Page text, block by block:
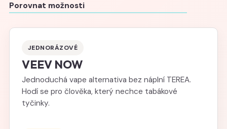
Porovnat možnosti
JEDNORÁZOVÉ
VEEV NOW
Jednoduchá vape alternativa bez náplní TEREA.
Hodí se pro člověka, který nechce tabákové
tyčinky.